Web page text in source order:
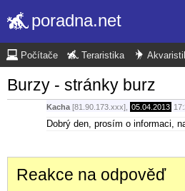
poradna.net
Počítače Teraristika
Burzy - stránky burz
Kacha [81.90.173.xxx], 05.04.2013
Dobrý den, prosím o informaci,
Reakce na odpověď